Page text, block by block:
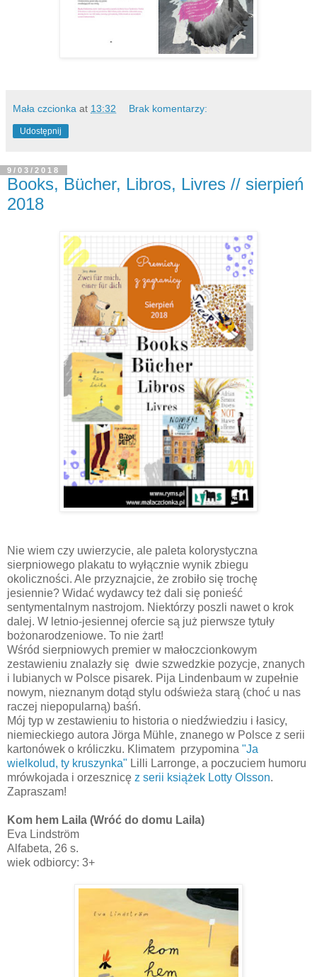
Mała czcionka at 13:32 Brak komentarzy:
Udostępnij
9/03/2018
Books, Bücher, Libros, Livres // sierpień
2018
Nie wiem czy uwierzycie, ale paleta kolorystyczna
sierpniowego plakatu to wyłącznie wynik zbiegu
okoliczności. Ale przyznajcie, że zrobiło się trochę
jesiennie? Widać wydawcy też dali się ponieść
sentymentalnym nastrojom. Niektórzy poszli nawet o krok
dalej. W letnio-jesiennej ofercie są już pierwsze tytuły
bożonarodzeniowe. To nie żart!
Wśród sierpniowych premier w małoczcionkowym
zestawieniu znalazły się dwie szwedzkie pozycje, znanych
i lubianych w Polsce pisarek. Pija Lindenbaum w zupełnie
nowym, nieznanym dotąd stylu odświeża starą (choć u nas
raczej niepopularną) baśń.
Mój typ w zestawieniu to historia o niedźwiedziu i łasicy,
niemieckiego autora Jörga Mühle, znanego w Polsce z serii
kartonówek o króliczku. Klimatem przypomina "Ja
wielkolud, ty kruszynka" Lilli Larronge, a poczuciem humoru
mrówkojada i orzesznicę z serii książek Lotty Olsson.
Zapraszam!
Kom hem Laila (Wróć do domu Laila)
Eva Lindström
Alfabeta, 26 s.
wiek odbiorcy: 3+